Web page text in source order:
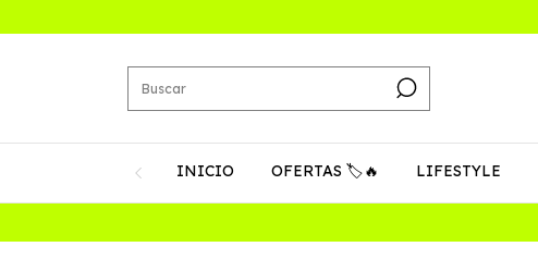
INICIO OFERTAS 🏷️🔥 LIFESTYLE